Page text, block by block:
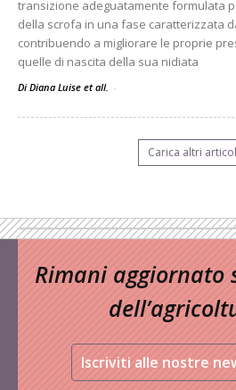
transizione adeguatamente formulata
della scrofa in una fase caratterizzata
contribuendo a migliorare le proprie
quelle di nascita della sua nidiata
Di Diana Luise et all. -
Carica altri
Rimani aggiornato
Iscriviti alle nostre